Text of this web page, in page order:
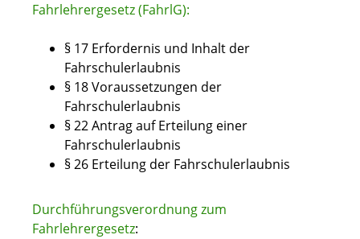
Fahrlehrergesetz (FahrlG):
§ 17 Erfordernis und Inhalt der
Fahrschulerlaubnis
§ 18 Voraussetzungen der
Fahrschulerlaubnis
§ 22 Antrag auf Erteilung einer
Fahrschulerlaubnis
§ 26 Erteilung der Fahrschulerlaubnis
Durchführungsverordnung zum
Fahrlehrergesetz: